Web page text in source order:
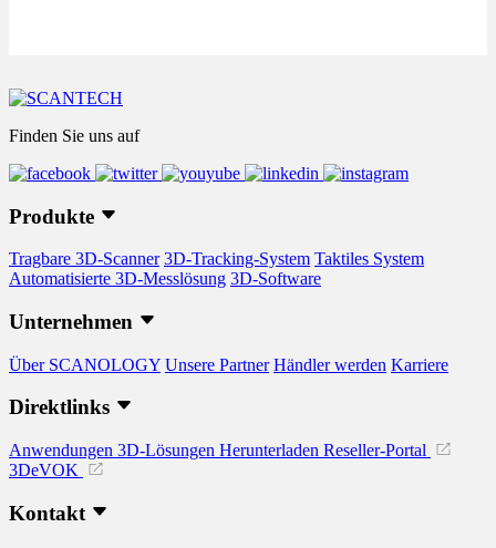
Finden Sie uns auf
Produkte
Tragbare 3D-Scanner 3D-Tracking-System Taktiles System
Automatisierte 3D-Messlösung 3D-Software
Unternehmen
Über SCANOLOGY Unsere Partner Händler werden Karriere
Direktlinks
Anwendungen 3D-Lösungen Herunterladen Reseller-Portal
3DeVOK
Kontakt